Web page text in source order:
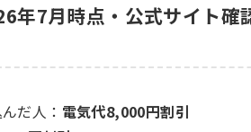
年7月時点・公式サイト確
だ人： 電気代8,000円割引